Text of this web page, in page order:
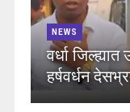
NEWS
वर्धा
हर्षवर्धन